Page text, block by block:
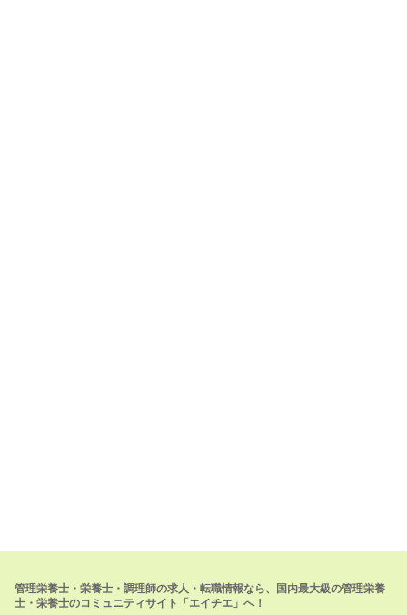
管理栄養士・栄養士・調理師の求人・転職情報なら、国内最大級の管理栄養
士・栄養士のコミュニティサイト「エイチエ」へ！